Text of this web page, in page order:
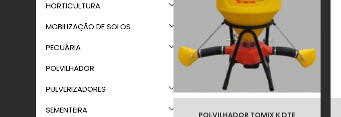
HORTICULTURA
MOBILIZAÇÃO DE SOLOS
PECUÁRIA
POLVILHADOR
PULVERIZADORES
SEMENTEIRA
POLVILHADOR TOMIX K DTE